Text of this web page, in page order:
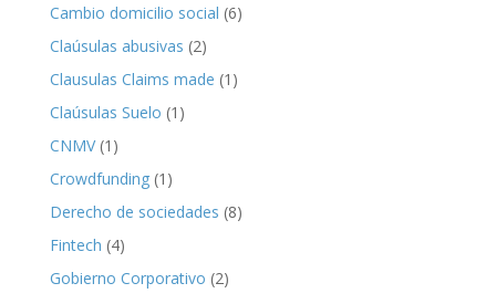
Cambio domicilio social (6)
Claúsulas abusivas (2)
Clausulas Claims made (1)
Claúsulas Suelo (1)
CNMV(1)
Crowdfunding(1)
Derecho de sociedades (8)
Fintech (4)
Gobierno Corporativo (2)